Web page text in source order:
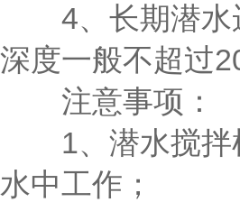
4、长期潜水
深度一般不超过
注意事项：
1、潜水搅拌
水中工作；